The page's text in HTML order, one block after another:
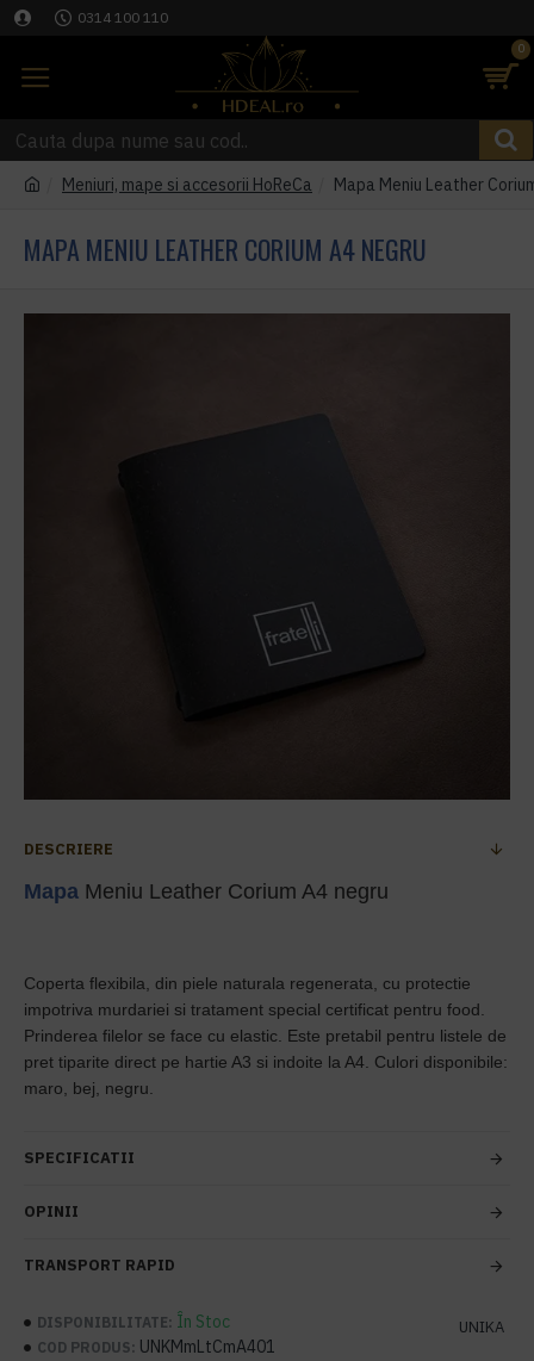
0314 100 110
0
Meniuri, mape si accesorii HoReCa Mapa Meniu Leather
MAPA MENIU LEATHER CORIUM A4 NEGRU
DESCRIERE
Mapa Meniu Leather Corium A4 negru
Coperta flexibila, din piele naturala regenerata, cu protectie
impotriva murdariei si tratament special certificat pentru food.
Prinderea filelor se face cu elastic. Este pretabil pentru listele de
pret tiparite direct pe hartie A3 si indoite la A4. Culori disponibile:
maro, bej, negru.
SPECIFICATII
OPINII
TRANSPORT RAPID
DISPONIBILITATE: În Stoc
COD PRODUS: UNKMmLtCmA401
UNIKA